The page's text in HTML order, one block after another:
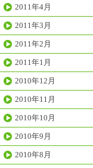
2011年4月
2011年3月
2011年2月
2011年1月
2010年12月
2010年11月
2010年10月
2010年9月
2010年8月